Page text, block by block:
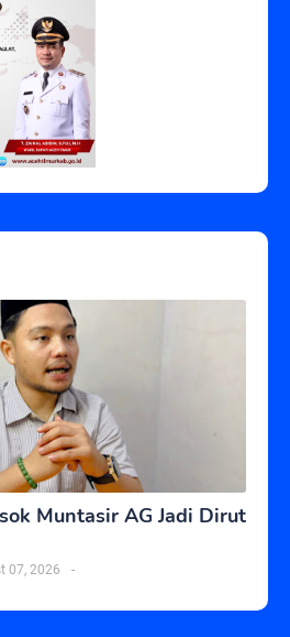
Muntasir AG Jadi Dirut
-
07, 2026